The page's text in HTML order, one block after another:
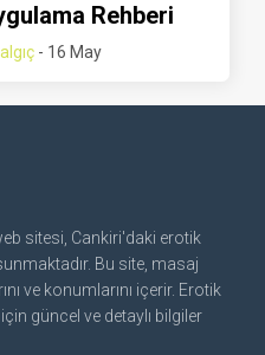
Rehberi
- 16 May
sitesi, Cankiri'daki erotik
Bu site, masaj
ve konumlarını içerir. Erotik
güncel ve detaylı bilgiler